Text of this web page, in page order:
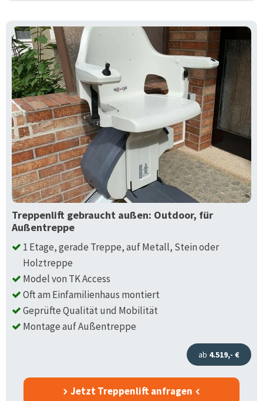
Treppenlift gebraucht außen: Outdoor, für
Außentreppe
1 Etage, gerade Treppe, auf Metall, Stein oder
Holztreppe
Model von TK Access
Oft am Einfamilienhaus montiert
Geprüfte Qualität und Mobilität
Montage auf Außentreppe
ab 4.519,- €
Jetzt Treppenlift anfragen